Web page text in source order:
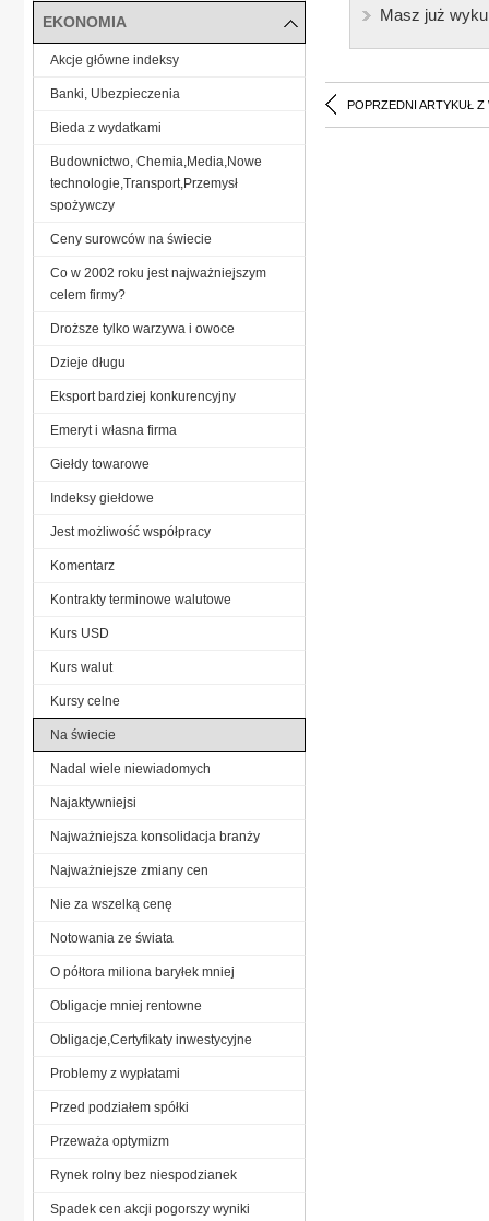
Masz już
POPRZEDNI ARTYKUŁ Z
EKONOMIA
Akcje główne indeksy
Banki, Ubezpieczenia
Bieda z wydatkami
Budownictwo, Chemia,Media,Nowe
technologie,Transport,Przemysł
spożywczy
Ceny surowców na świecie
Co w 2002 roku jest najważniejszym
celem firmy?
Droższe tylko warzywa i owoce
Dzieje długu
Eksport bardziej konkurencyjny
Emeryt i własna firma
Giełdy towarowe
Indeksy giełdowe
Jest możliwość współpracy
Komentarz
Kontrakty terminowe walutowe
Kurs USD
Kurs walut
Kursy celne
Na świecie
Nadal wiele niewiadomych
Najaktywniejsi
Najważniejsza konsolidacja branży
Najważniejsze zmiany cen
Nie za wszelką cenę
Notowania ze świata
O półtora miliona baryłek mniej
Obligacje mniej rentowne
Obligacje,Certyfikaty inwestycyjne
Problemy z wypłatami
Przed podziałem spółki
Przeważa optymizm
Rynek rolny bez niespodzianek
Spadek cen akcji pogorszy wyniki